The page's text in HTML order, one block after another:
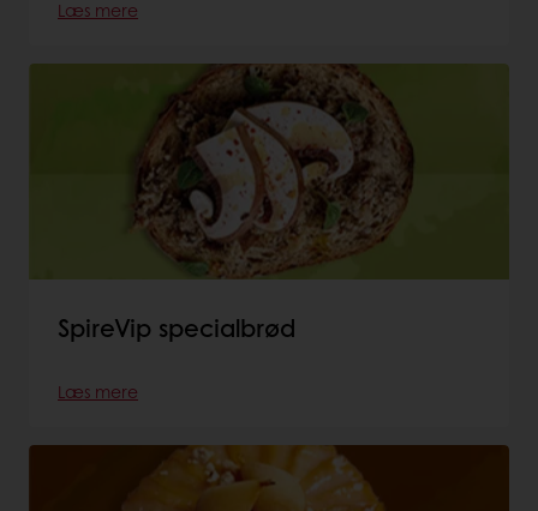
Læs mere
SpireVip specialbrød
Læs mere